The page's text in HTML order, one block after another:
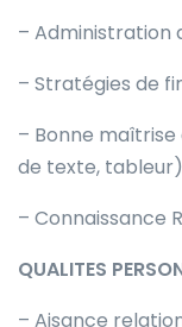
– Administration
– Stratégies de
– Bonne
de texte, tableur)
– Connaissance
QUALITES
– Aisance